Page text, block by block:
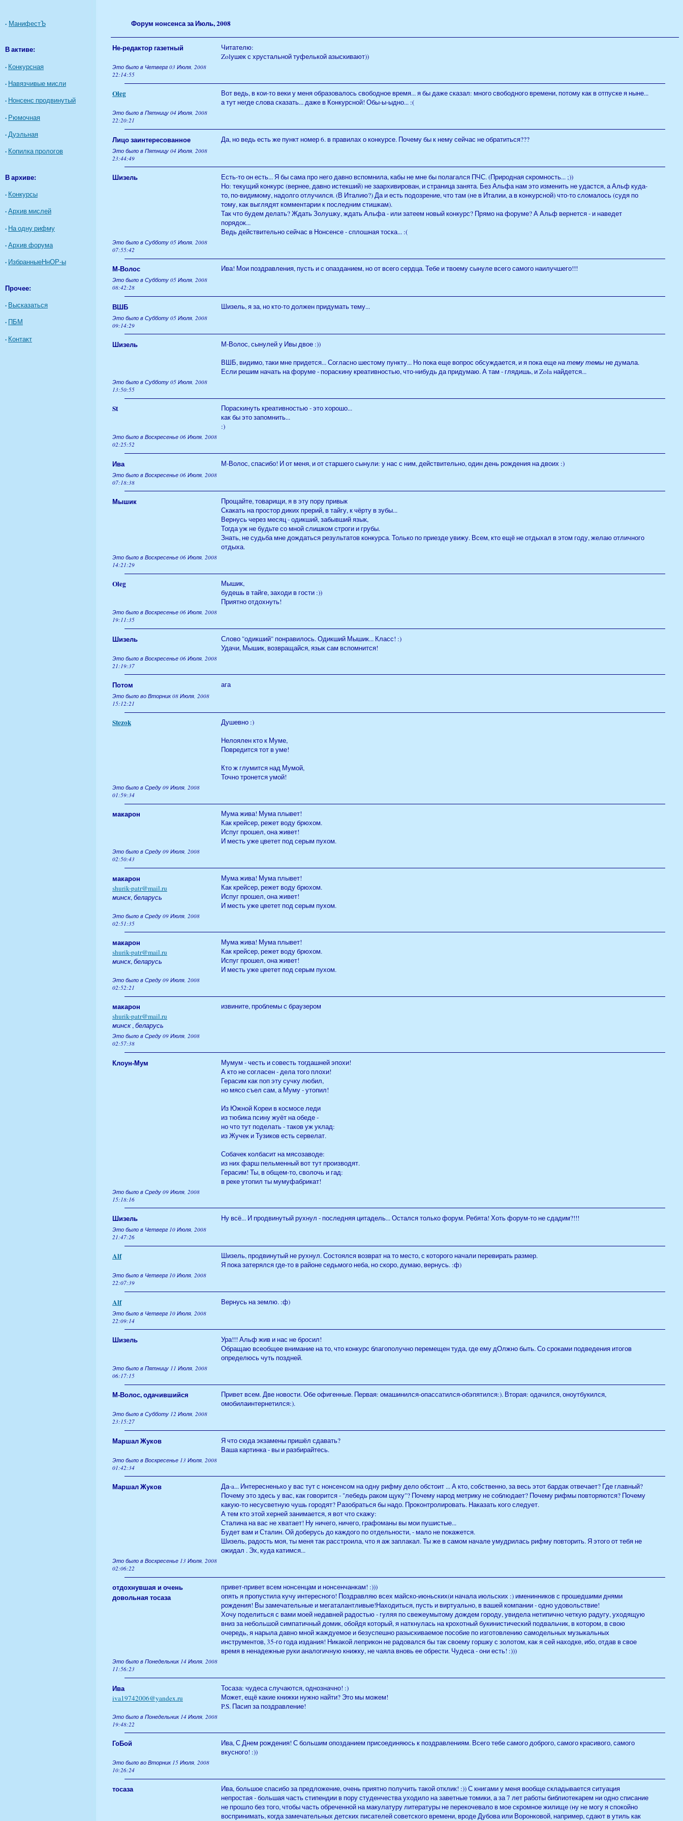
· МанифестЪ
В активе:
· Конкурсная
· Навязчивые мисли
· Нонсенс продвинутый
· Рюмочная
·Дуэльная
· Копилка прологов
В архиве:
· Конкурсы
·Архив мислей
· На одну рифму
·Архив форума
· ИзбранныеНнОР-ы
Прочее:
· Высказаться
· ПБМ
· Контакт
Форум нонсенса за Июль, 2008
Не-редактор газетный
Читателю:
Zolушек с хрустальной туфелькой азыскивают))
Это было в Четверг 03 Июля, 2008
22:14:55
Oleg
Вот ведь, в кои-то веки у меня образовалось свободное время... я бы даже сказал: много свободного времени, потому как в отпуске я ныне...
а тут негде слова сказать... даже в Конкурсной! Обы-ы-ыдно... :(
Это было в Пятницу 04 Июля, 2008
22:20:21
Лицо заинтересованное Да, но ведь есть же пункт номер 6. в правилах о конкурсе. Почему бы к нему сейчас не обратиться???
Это было в Пятницу 04 Июля, 2008
23:44:49
Шизель
Есть-то он есть... Я бы сама про него давно вспомнила, кабы не мне бы полагался ПЧС. (Природная скромность... ;))
Но: текущий конкурс (вернее, давно истекший) не заархивирован, и страница занята. Без Альфа нам это изменить не удастся, а Альф куда-
то, по-видимому, надолго отлучился. (В Италию?) Да и есть подозрение, что там (не в Италии, а в конкурсной) что-то сломалось (судя по
тому, как выглядят комментарии к последним стишкам).
Так что будем делать? Ждать Золушку, ждать Альфа - или затеем новый конкурс? Прямо на форуме? А Альф вернется - и наведет
порядок...
Ведь действительно сейчас в Нонсенсе - сплошная тоска... :(
Это было в Субботу 05 Июля, 2008
07:55:42
М-Волос Ива! Мои поздравления, пусть и с опазданием, но от всего сердца. Тебе и твоему сынуле всего самого наилучшего!!!
Это было в Субботу 05 Июля, 2008
08:42:28
ВШБ Шизель, я за, но кто-то должен придумать тему...
Это было в Субботу 05 Июля, 2008
09:14:29
Шизель
М-Волос, сынулей у Ивы двое :))
ВШБ, видимо, таки мне придется... Согласно шестому пункту... Но пока еще вопрос обсуждается, и я пока ещена тему темы не думала.
Если решим начать на форуме - пораскину креативностью, что-нибудь да придумаю. А там - глядишь, и Zola найдется...
Это было в Субботу 05 Июля, 2008
13:50:55
St
Пораскинуть креативностью - это хорошо...
как бы это запомнить...
:)
Это было в Воскресенье 06 Июля, 2008
02:25:52
Ива М-Волос, спасибо! И от меня, и от старшего сынули: у нас с ним, действительно, один день рождения на двоих :)
Это было в Воскресенье 06 Июля, 2008
07:18:38
Мышик
Прощайте, товарищи, я в эту пору привык
Скакать на простор диких прерий, в тайгу, к чёрту в зубы...
Вернусь через месяц - одикший, забывший язык,
Тогда уж не будьте со мной слишком строги и грубы.
Знать, не судьба мне дождаться результатов конкурса. Только по приезде увижу. Всем, кто ещё не отдыхал в этом году, желаю отличного
отдыха.
Это было в Воскресенье 06 Июля, 2008
14:21:29
Oleg
Мышик,
будешь в тайге, заходи в гости :))
Приятно отдохнуть!
Это было в Воскресенье 06 Июля, 2008
19:11:35
Шизель
Слово "одикший" понравилось. Одикший Мышик... Класс! :)
Удачи, Мышик, возвращайся, язык сам вспомнится!
Это было в Воскресенье 06 Июля, 2008
21:19:37
Потом ага
Это было во Вторник 08 Июля, 2008
15:12:21
Stezok
Душевно :)
Нелоялен кто к Муме,
Повредится тот в уме!
Кто ж глумится над Мумой,
Точно тронется умой!
Это было в Среду 09 Июля, 2008
01:59:34
макарон
Мума жива! Мума плывет!
Как крейсер, режет воду брюхом.
Испуг прошел, она живет!
И месть уже цветет под серым пухом.
Это было в Среду 09 Июля, 2008
02:50:43
макарон
shurik-patr@mail.ru
минск,беларусь
Мума жива! Мума плывет!
Как крейсер, режет воду брюхом.
Испуг прошел, она живет!
И месть уже цветет под серым пухом.
Это было в Среду 09 Июля, 2008
02:51:35
макарон
shurik-patr@mail.ru
минск,беларусь
Мума жива! Мума плывет!
Как крейсер, режет воду брюхом.
Испуг прошел, она живет!
И месть уже цветет под серым пухом.
Это было в Среду 09 Июля, 2008
02:52:21
макарон
shurik-patr@mail.ru
минск,беларусь
извините, проблемы с браузером
Это было в Среду 09 Июля, 2008
02:57:38
Клоун-Мум
Мумум - честь и совесть тогдашней эпохи!
А кто не согласен - дела того плохи!
Герасим как поп эту сучку любил,
но мясо съел сам, а Муму - утопил!
Из Южной Кореи в космосе леди
из тюбика псину жуёт на обеде -
но что тут поделать - таков уж уклад:
из Жучек и Тузиков есть сервелат.
Собачек колбасит на мясозаводе:
из них фарш пельменный вот тут производят.
Герасим! Ты, в общем-то, сволочь и гад:
в реке утопил ты мумуфабрикат!
Это было в Среду 09 Июля, 2008
15:18:16
Шизель Ну всё... И продвинутый рухнул - последняя цитадель... Остался только форум. Ребята! Хоть форум-то не сдадим?!!!
Это было в Четверг 10 Июля, 2008
21:47:26
Alf
Шизель, продвинутый не рухнул. Состоялся возврат на то место, с которого начали перевирать размер.
Я пока затерялся где-то в районе седьмого неба, но скоро, думаю, вернусь. :ф)
Это было в Четверг 10 Июля, 2008
22:07:39
Alf Вернусь на землю. :ф)
Это было в Четверг 10 Июля, 2008
22:09:14
Шизель
Ура!!! Альф жив и нас не бросил!
Обращаю всеобщее внимание на то, что конкурс благополучно перемещен туда, где ему дОлжно быть. Со сроками подведения итогов
определюсь чуть поздней.
Это было в Пятницу 11 Июля, 2008
06:17:15
М-Волос, одачившийся
Привет всем. Две новости. Обе офигенные. Первая: омашинился-опассатился-обэпятился:). Вторая: одачился, оноутбукился,
омобилаинтернетился:).
Это было в Субботу 12 Июля, 2008
23:15:27
Маршал Жуков
Я что сюда экзамены пришёл сдавать?
Ваша картинка - вы и разбирайтесь.
Это было в Воскресенье 13 Июля, 2008
01:42:34
Маршал Жуков
Да-a... Интересненько у вас тут с нонсенсом на одну рифму дело обстоит ... А кто, собственно, за весь этот бардак отвечает? Где главный?
Почему это здесь у вас, как говорится - "лебедь раком щуку"? Почему народ метрику не соблюдает? Почему рифмы повторяются? Почему
какую-то несусветную чушь городят? Разобраться бы надо. Проконтролировать. Наказать кого следует.
А тем кто этой херней занимается, я вот что скажу:
Сталина на вас не хватает! Ну ничего, ничего, графоманы вы мои пушистые...
Будет вам и Сталин. Ой доберусь до каждого по отдельности, - мало не покажется.
Шизель, радость моя, ты меня так расстроила, что я аж заплакал. Ты же в самом начале умудрилась рифму повторить. Я этого от тебя не
ожидал . Эх, куда катимся...
Это было в Воскресенье 13 Июля, 2008
02:06:22
отдохнувшая и очень
довольная тосаза
привет-привет всем нонсенцам и нонсенчанкам! :)))
опять я пропустила кучу интересного! Поздравляю всех майско-июньских(и начала июльских :) именинников с прошедшими днями
рождения! Вы замечательные и мегаталантливые!Находиться, пусть и виртуально, в вашей компании - одно удовольствие!
Хочу поделиться с вами моей недавней радостью - гуляя по свежеумытому дождем городу, увидела нетипично четкую радугу, уходящую
вниз за небольшой симпатичный домик, обойдя который, я наткнулась на крохотный букинистический подвальчик, в котором, в свою
очередь, я нарыла давно мной жаждуемое и безуспешно разыскиваемое пособие по изготовлению самодельных музыкальных
инструментов, 35-го года издания! Никакой леприкон не радовался бы так своему горшку с золотом, как я сей находке, ибо, отдав в свое
время в ненадежные руки аналогичную книжку, не чаяла вновь ее обрести. Чудеса - они есть! :)))
Это было в Понедельник 14 Июля, 2008
11:56:23
Ива
iva19742006@yandex.ru
Тосаза: чудеса случаются, однозначно! :)
Может, ещё какие книжки нужно найти? Это мы можем!
P.S. Пасип за поздравление!
Это было в Понедельник 14 Июля, 2008
19:48:22
ГоБой
Ива, С Днем рождения! С большим опозданием присоединяюсь к поздравлениям. Всего тебе самого доброго, самого красивого, самого
вкусного! :))
Это было во Вторник 15 Июля, 2008
10:26:24
тосаза
Ива, большое спасибо за предложение, очень приятно получить такой отклик! :)) С книгами у меня вообще складывается ситуация
непростая - большая часть стипендии в пору студенчества уходило на заветные томики, а за 7 лет работы библиотекарем ни одно списание
не прошло без того, чтобы часть обреченной на макулатуру литературы не перекочевало в мое скромное жилище (ну не могу я спокойно
воспринимать, когда замечательных детских писателей советского времени, вроде Дубова или Воронковой, например, сдают в утиль как